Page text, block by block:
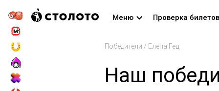
Меню Проверка билетов
Победители / Елена Гец
Наш